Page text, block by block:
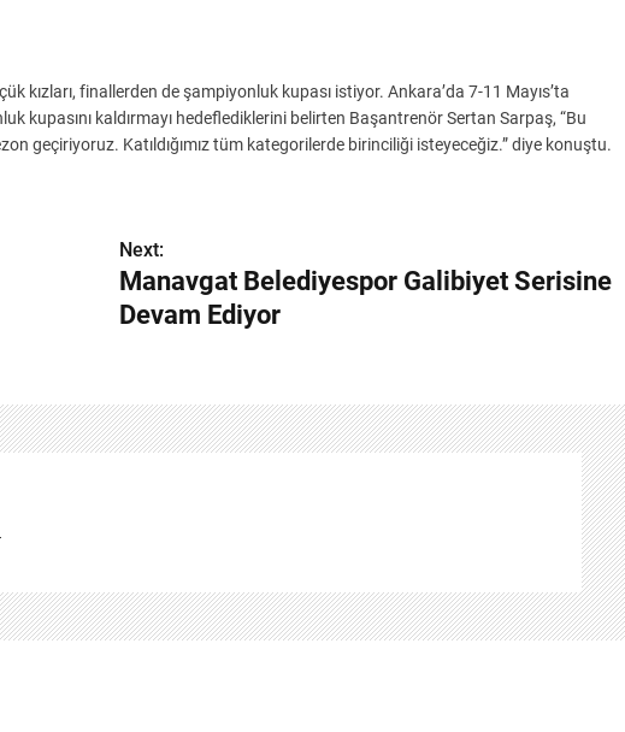
kızları, finallerden de şampiyonluk kupası istiyor. Ankara’da 7-11 Mayıs’ta
kupasını kaldırmayı hedeflediklerini belirten Başantrenör Sertan Sarpaş, “Bu
geçiriyoruz. Katıldığımız tüm kategorilerde birinciliği isteyeceğiz.” diye konuştu.
Next:
Manavgat Belediyespor Galibiyet Serisine
Devam Ediyor